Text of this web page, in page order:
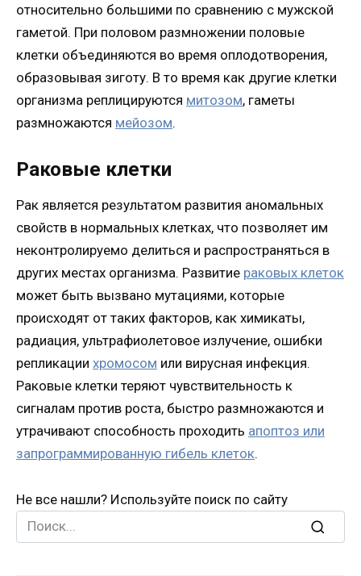
относительно большими по сравнению с мужской
гаметой. При половом размножении половые
клетки объединяются во время оплодотворения,
образовывая зиготу. В то время как другие клетки
организма реплицируются митозом, гаметы
размножаются мейозом.
Раковые клетки
Рак является результатом развития аномальных
свойств в нормальных клетках, что позволяет им
неконтролируемо делиться и распространяться в
других местах организма. Развитие раковых клеток
может быть вызвано мутациями, которые
происходят от таких факторов, как химикаты,
радиация, ультрафиолетовое излучение, ошибки
репликации хромосом или вирусная инфекция.
Раковые клетки теряют чувствительность к
сигналам против роста, быстро размножаются и
утрачивают способность проходить апоптоз или
запрограммированную гибель клеток.
Не все нашли? Используйте поиск по сайту
Search
for: